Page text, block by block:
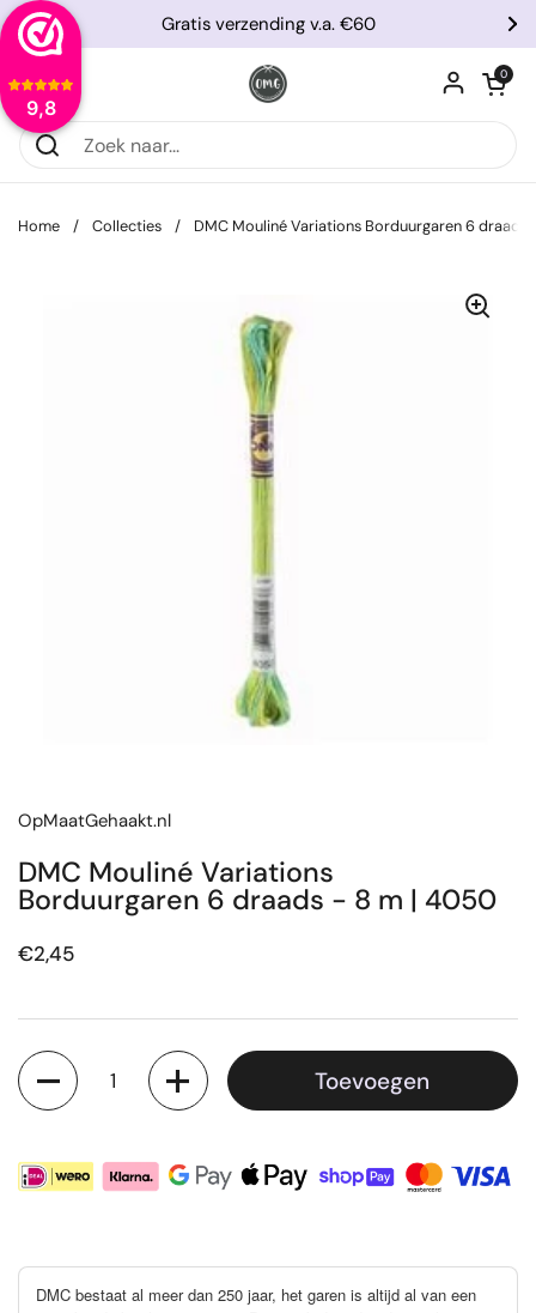
9,8
Ga naar content
Vorige
Gratis verzending v.a. €60
Menu openen
0
Home / Collecties / DMC Mouliné Variations Borduurgaren 6
OpMaatGehaakt.nl
DMC Mouliné Variations
Borduurgaren 6 draads - 8 m | 4050
Prijs:
€2,45
Aantal
Toevoegen
DMC bestaat al meer dan 250 jaar, het garen is altijd al van een